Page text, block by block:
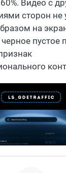
Видео с
сторон не
на
пустое